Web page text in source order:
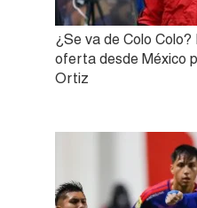
¿Se va de Colo
oferta desde México
Ortiz